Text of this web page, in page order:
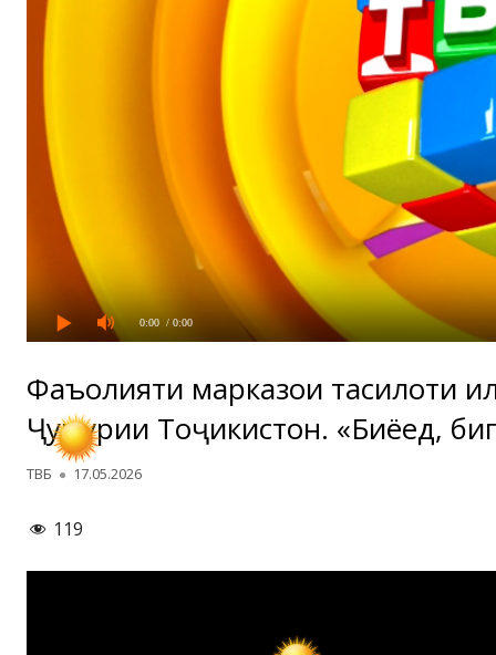
0:00 / 0:00
Фаъолияти марказҳои таҳсилоти
Ҷумҳурии Тоҷикистон. «Биёед,
Автор
ТВБ Опубликовано
17.05.2026
119